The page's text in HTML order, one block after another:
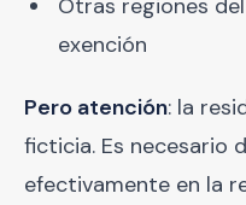
Otras regiones
exención
Pero atención: la
ficticia. Es necesario
efectivamente en la